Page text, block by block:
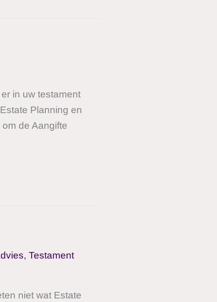
in uw testament
Planning en
de Aangifte
, Testament
niet wat Estate